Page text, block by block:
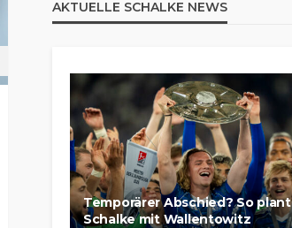
AKTUELLE SCHALKE NEWS
Temporärer Abschied? So plant
Schalke mit Wallentowitz